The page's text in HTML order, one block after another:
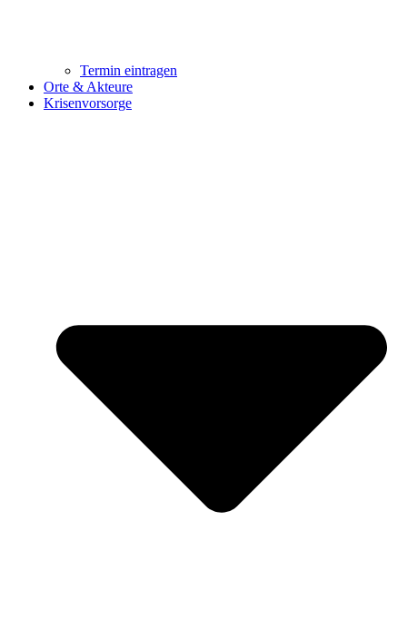
Termin eintragen
Orte & Akteure
Krisenvorsorge